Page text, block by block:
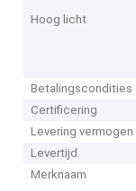
Hoog licht
Betalingscondities
Certificering
Levering vermogen
Levertijd
Merknaam